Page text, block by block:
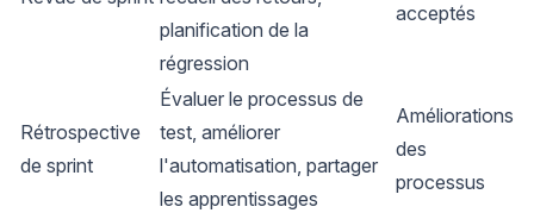
planification de la
régression
acceptés
Rétrospective
de sprint
Évaluer le processus de
test, améliorer
l'automatisation, partager
les apprentissages
Améliorations
des
processus